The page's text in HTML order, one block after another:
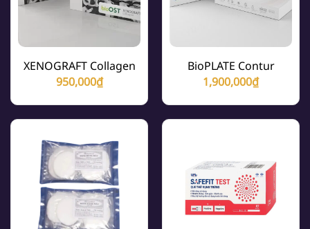
XENOGRAFT Collagen
950,000₫
BioPLATE Contur
1,900,000₫